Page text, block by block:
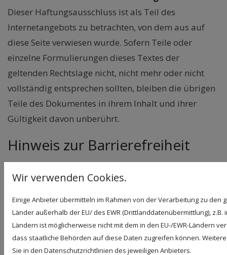
Dieser Haftungsausschluss ist als Teil des
Internetangebots zu betrachten, von dem aus auf
diese Seite verwiesen wurde. Sofern Teile oder
einzelne Formulierungen dieses Textes der
geltenden Rechtslage nicht, nicht mehr oder nicht
vollständig entsprechen sollten, bleiben die übrigen
Teile des Dokumentes in ihrem Inhalt und ihrer
Gültigkeit davon unberührt.
Hinweis zur Barrierefreiheit
Wir bemühen uns, unsere digitalen Inhalte
barrierefrei im Sinne des BFSG sowie der
Barrierefreie-Informationstechnik-Verordnung
(BITV) anzubieten. Sollten Sie dennoch auf Barrieren
stoßen, wenden Sie sich bitte an
h.zimmermann@stb-zimmermann-wob.de.
Wir verwenden Cookies.
Einige Anbieter übermitteln im Rahmen von der Verarbeitung zu den
Länder außerhalb der EU/ des EWR (Drittlanddatenübermittlung),
Ländern ist möglicherweise nicht mit dem in den EU-/EWR-Ländern
dass staatliche Behörden auf diese Daten zugreifen können.
Sie in den Datenschutzrichtlinien des jeweiligen Anbieters.